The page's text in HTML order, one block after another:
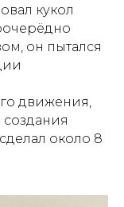
кукол
он пытался
движения,
около 8